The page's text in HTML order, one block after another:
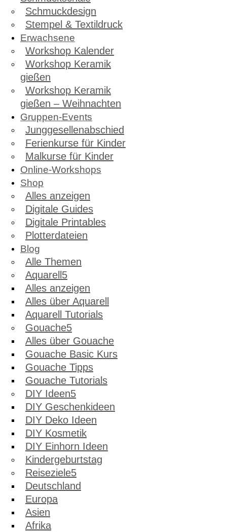
Schmuckdesign
Stempel & Textildruck
Erwachsene
Workshop Kalender
Workshop Keramik
gießen
Workshop Keramik
gießen – Weihnachten
Gruppen-Events
Junggesellenabschied
Ferienkurse für Kinder
Malkurse für Kinder
Online-Workshops
Shop
Alles anzeigen
Digitale Guides
Digitale Printables
Plotterdateien
Blog
Alle Themen
Aquarell
Alles anzeigen
Alles über Aquarell
Aquarell Tutorials
Gouache
Alles über Gouache
Gouache Basic Kurs
Gouache Tipps
Gouache Tutorials
DIY Ideen
DIY Geschenkideen
DIY Deko Ideen
DIY Kosmetik
DIY Einhorn Ideen
Kindergeburtstag
Reiseziele
Deutschland
Europa
Asien
Afrika